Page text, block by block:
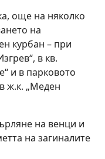
още на няколко
на
курбан – при
в кв.
и в парковото
ж.к. „Меден
на венци и
на загиналите